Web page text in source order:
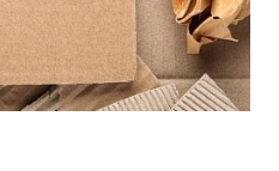
дизайн